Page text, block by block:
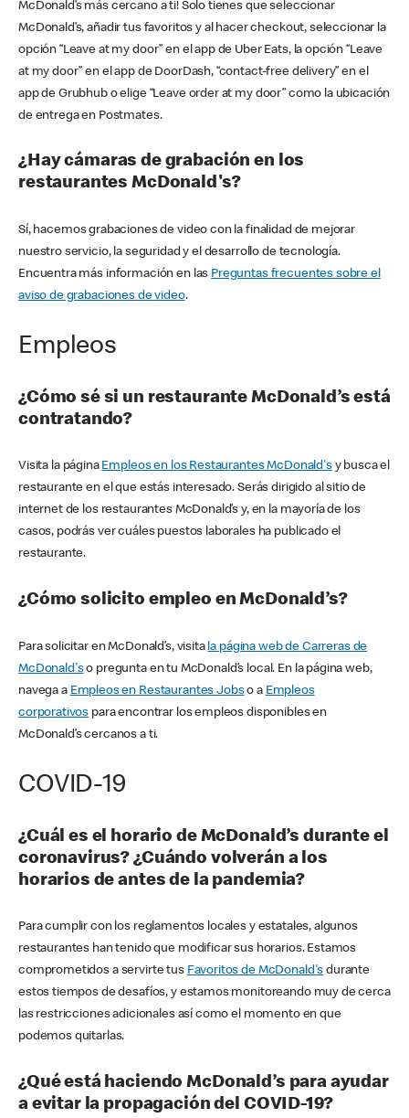
McDonald’s más cercano a ti! Solo tienes que seleccionar
McDonald’s, añadir tus favoritos y al hacer checkout, seleccionar la
opción “Leave at my door” en el app de Uber Eats, la opción “Leave
at my door” en el app de DoorDash, “contact-free delivery” en el
app de Grubhub o elige “Leave order at my door” como la ubicación
de entrega en Postmates.
¿Hay cámaras de grabación en los
restaurantes McDonald's?
Sí, hacemos grabaciones de video con la finalidad de mejorar
nuestro servicio, la seguridad y el desarrollo de tecnología.
Encuentra más información en las Preguntas frecuentes sobre el
aviso de grabaciones de video.
Empleos
¿Cómo sé si un restaurante McDonald’s está
contratando?
Visita la página Empleos en los Restaurantes McDonald'sy busca el
restaurante en el que estás interesado. Serás dirigido al sitio de
internet de los restaurantes McDonald’s y, en la mayoría de los
casos, podrás ver cuáles puestos laborales ha publicado el
restaurante.
¿Cómo solicito empleo en McDonald’s?
Para solicitar en McDonald’s, visita la página web de Carreras de
McDonald'so pregunta en tu McDonald’s local. En la página web,
navega a Empleos en Restaurantes Jobso a Empleos
corporativos para encontrar los empleos disponibles en
McDonald’s cercanos a ti.
COVID-19
¿Cuál es el horario de McDonald’s durante el
coronavirus? ¿Cuándo volverán a los
horarios de antes de la pandemia?
Para cumplir con los reglamentos locales y estatales, algunos
restaurantes han tenido que modificar sus horarios. Estamos
comprometidos a servirte tus Favoritos de McDonald's durante
estos tiempos de desafíos, y estamos monitoreando muy de cerca
las restricciones adicionales así como el momento en que
podemos quitarlas.
¿Qué está haciendo McDonald’s para ayudar
a evitar la propagación del COVID-19?